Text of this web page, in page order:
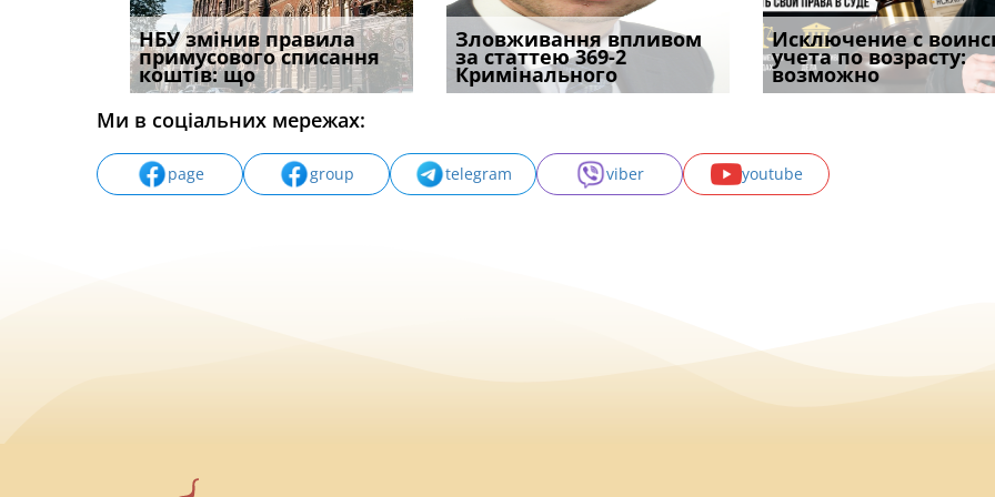
НБУ змінив правила
примусового списання
коштів: що
Якщо суд встановив для
відшкодування шкоди
наявніс
Чоловік помер, але
позика залишилася: як
фраза «на
Водії можуть отримати
компенсацію за
незаконні дії
Зловживання впливом
за статтею 369-2
Кримінального
Переоформлення
відстрочки за іншою
підставою: нов
Особливості захисту у
кримінальному
провадженні: я
Исключение с
учета по возрасту:
возможно
Восьмий ААС
підтвердив, що
може скас
Ми в соціальних мережах:
page group telegram viber youtube